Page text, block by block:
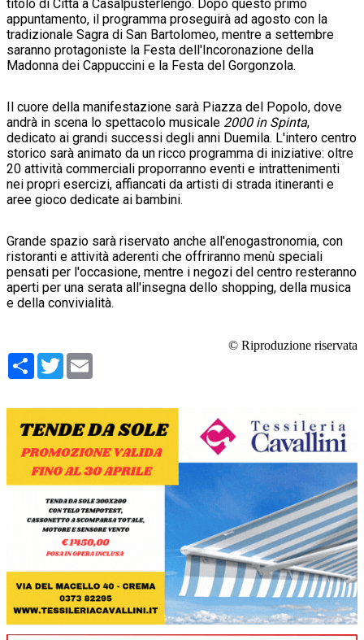
titolo di Città a Casalpusterlengo. Dopo questo primo
appuntamento, il programma proseguirà ad agosto con la
tradizionale Sagra di San Bartolomeo, mentre a settembre
saranno protagoniste la Festa dell'Incoronazione della
Madonna dei Cappuccini e la Festa del Gorgonzola.
Il cuore della manifestazione sarà Piazza del Popolo, dove
andrà in scena lo spettacolo musicale 2000 in Spinta,
dedicato ai grandi successi degli anni Duemila. L'intero centro
storico sarà animato da un ricco programma di iniziative: oltre
20 attività commerciali proporranno eventi e intrattenimenti
nei propri esercizi, affiancati da artisti di strada itineranti e
aree gioco dedicate ai bambini.
Grande spazio sarà riservato anche all'enogastronomia, con
ristoranti e attività aderenti che offriranno menù speciali
pensati per l'occasione, mentre i negozi del centro resteranno
aperti per una serata all'insegna dello shopping, della musica
e della convivialità.
© Riproduzione riservata
Condividi
Twitter